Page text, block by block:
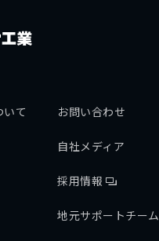
て お問い合わせ
自社メディア
採用情報
地元サポートチーム